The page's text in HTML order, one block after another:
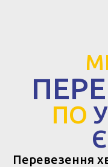
ПО
Перевезення